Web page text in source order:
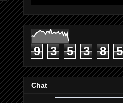
9 3 5 3 8 5
Chat